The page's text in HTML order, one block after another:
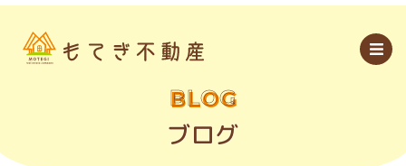
内
BLOG
ブログ